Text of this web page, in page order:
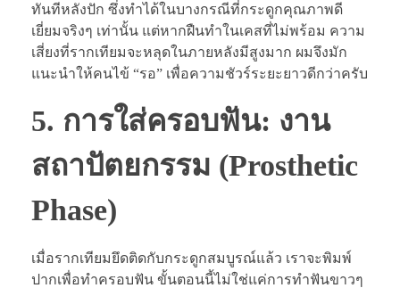
ทันทีหลังปัก ซึ่งทำได้ในบางกรณีที่กระดูกคุณภาพดี
เยี่ยมจริงๆ เท่านั้น แต่หากฝืนทำในเคสที่ไม่พร้อม ความ
เสี่ยงที่รากเทียมจะหลุดในภายหลังมีสูงมาก ผมจึงมัก
แนะนำให้คนไข้ “รอ” เพื่อความชัวร์ระยะยาวดีกว่าครับ
5. การใส่ครอบฟัน: งาน
สถาปัตยกรรม (Prosthetic
Phase)
เมื่อรากเทียมยึดติดกับกระดูกสมบูรณ์แล้ว เราจะพิมพ์
ปากเพื่อทำครอบฟัน ขั้นตอนนี้ไม่ใช่แค่การทำฟันขาวๆ